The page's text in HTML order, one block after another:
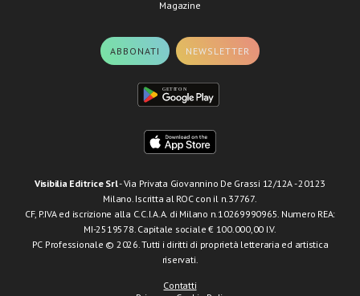
Magazine
ABBONATI NEWSLETTER
Visibilia Editrice Srl- Via Privata Giovannino De Grassi 12/12A - 20123
Milano. Iscritta al ROC con il n.37767.
CF, P.IVA ed iscrizione alla C.C.I.A.A. di Milano n.10269990965. Numero REA:
MI-2519578. Capitale sociale € 100.000,00 I.V.
PC Professionale © 2026. Tutti i diritti di proprietà letteraria ed artistica
riservati.
Contatti